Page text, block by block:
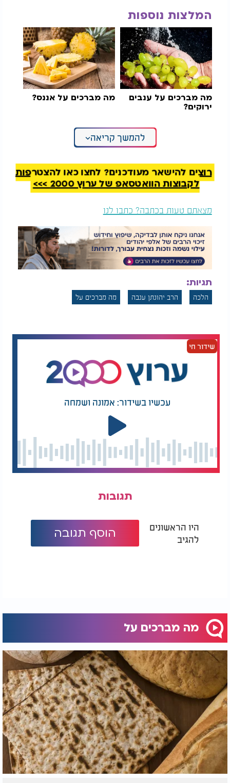
המלצות נוספות
מה מברכים על ענבים
ירוקים?
מה מברכים על אננס?
צפו ברב יוסף דורפמן על הדרך בה בודקים את
להמשך קריאה
רוצים להישאר מעודכנים? לחצו כאן להצטרפות
לקבוצות הוואטסאפ של ערוץ 2000 >>>
מצאתם טעות בכתבה? כתבו לנו
תגיות:
הלכה הרב יהונתן ענבה מה מברכים על
שידור חי
עכשיו בשידור: אמונה ושמחה
תגובות
היו הראשונים
להגיב
הוסף תגובה
מה מברכים על